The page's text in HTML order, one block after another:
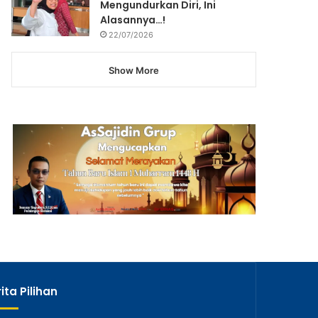
Mengundurkan Diri, Ini
Alasannya…!
22/07/2026
Show More
Pilihan